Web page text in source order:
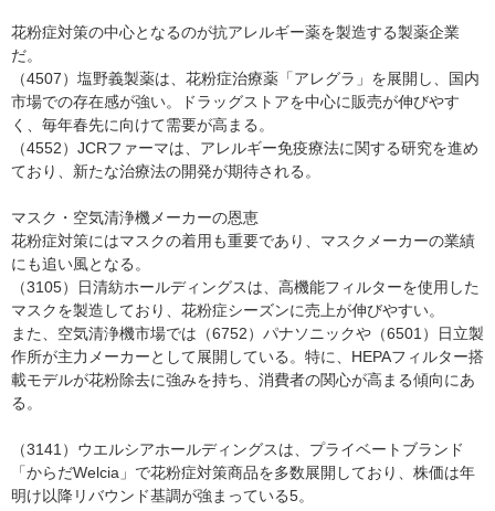
花粉症対策の中心となるのが抗アレルギー薬を製造する製薬企業
だ。
（4507）塩野義製薬は、花粉症治療薬「アレグラ」を展開し、国内
市場での存在感が強い。ドラッグストアを中心に販売が伸びやす
く、毎年春先に向けて需要が高まる。
（4552）JCRファーマは、アレルギー免疫療法に関する研究を進め
ており、新たな治療法の開発が期待される。
マスク・空気清浄機メーカーの恩恵
花粉症対策にはマスクの着用も重要であり、マスクメーカーの業績
にも追い風となる。
（3105）日清紡ホールディングスは、高機能フィルターを使用した
マスクを製造しており、花粉症シーズンに売上が伸びやすい。
また、空気清浄機市場では（6752）パナソニックや（6501）日立製
作所が主力メーカーとして展開している。特に、HEPAフィルター搭
載モデルが花粉除去に強みを持ち、消費者の関心が高まる傾向にあ
る。
（3141）ウエルシアホールディングスは、プライベートブランド
「からだWelcia」で花粉症対策商品を多数展開しており、株価は年
明け以降リバウンド基調が強まっている5。